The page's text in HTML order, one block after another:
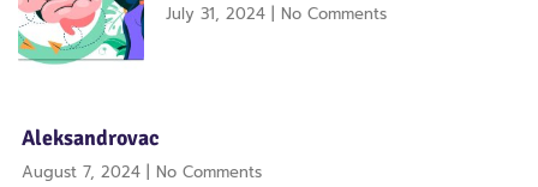
July 31, 2024 No Comments
Aleksandrovac
August 7, 2024 No Comments